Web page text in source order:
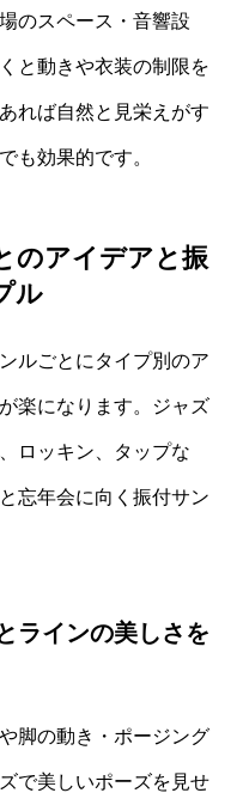
のスペース・音響設
と動きや衣装の制限を
れば自然と見栄えがす
も効果的です。
のアイデアと振
ル
ルごとにタイプ別のア
楽になります。ジャズ
ロッキン、タップな
忘年会に向く振付サン
ラインの美しさを
脚の動き・ポージング
で美しいポーズを見せ